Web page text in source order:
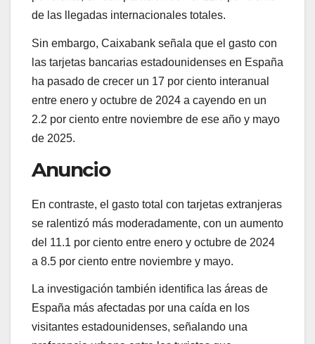
de las llegadas internacionales totales.
Sin embargo, Caixabank señala que el gasto con
las tarjetas bancarias estadounidenses en España
ha pasado de crecer un 17 por ciento interanual
entre enero y octubre de 2024 a cayendo en un
2.2 por ciento entre noviembre de ese año y mayo
de 2025.
Anuncio
En contraste, el gasto total con tarjetas extranjeras
se ralentizó más moderadamente, con un aumento
del 11.1 por ciento entre enero y octubre de 2024
a 8.5 por ciento entre noviembre y mayo.
La investigación también identifica las áreas de
España más afectadas por una caída en los
visitantes estadounidenses, señalando una